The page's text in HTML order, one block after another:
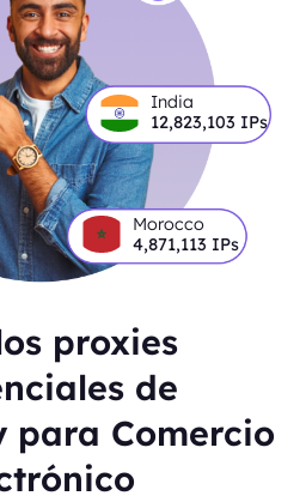
India
12,823,103 IPs
Morocco
4,871,113 IPs
proxies
de
para Comercio